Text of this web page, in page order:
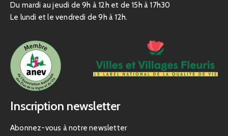
Du mardi au jeudi de 9h à 12h et de 15h à 17h30
Le lundi et le vendredi de 9h à 12h.
Inscription newsletter
Abonnez-vous à notre newsletter